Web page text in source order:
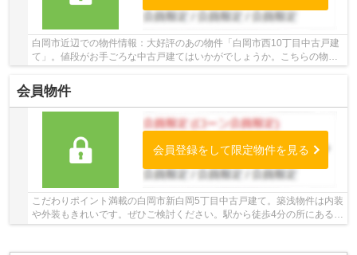
白岡市近辺での物件情報：大好評のあの物件「白岡市西10丁目中古戸建
て」。値段がお手ごろな中古戸建てはいかがでしょうか。こちらの物件
は築5年ですが、充実の設備が整っています。不...
会員物件
会員登録をして限定物件を見る
こだわりポイント満載の白岡市新白岡5丁目中古戸建て。築浅物件は内装
や外装もきれいです。ぜひご検討ください。駅から徒歩4分の所にある物
件です。中古の戸建て物件は便利な価格が魅...